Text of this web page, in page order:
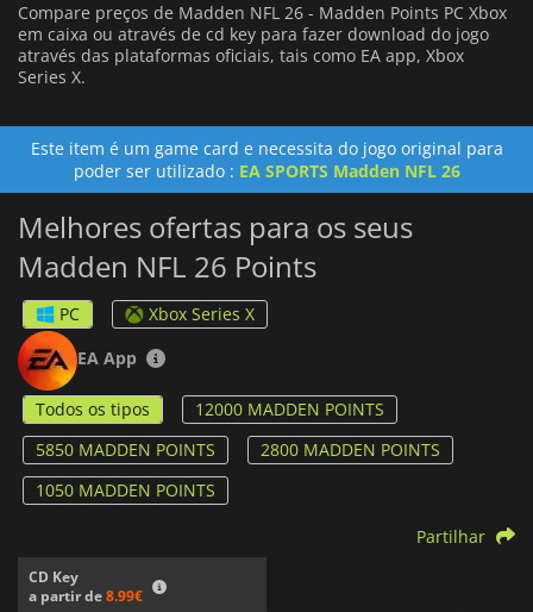
8.19€
Compare preços de Madden NFL 26 - Madden Points PC Xbox
em caixa ou através de cd key para fazer download do jogo
através das plataformas oficiais, tais como EA app, Xbox
Series X.
Este item é um game card e necessita do jogo original para
poder ser utilizado : EA SPORTS Madden NFL 26
Melhores ofertas para os seus
Madden NFL 26 Points
PC
Xbox Series X
EA App
Todos os tipos
12000 MADDEN POINTS
5850 MADDEN POINTS
2800 MADDEN POINTS
1050 MADDEN POINTS
CD Key
a partir de8.99€
Partilhar